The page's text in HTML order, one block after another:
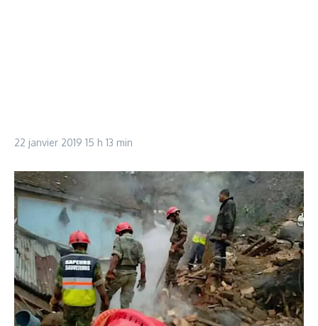
22 janvier 2019 15 h 13 min